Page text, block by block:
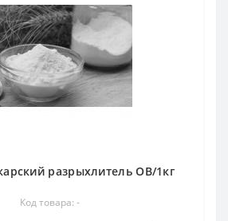
разрыхлитель ОВ/1кг
Код товара: -